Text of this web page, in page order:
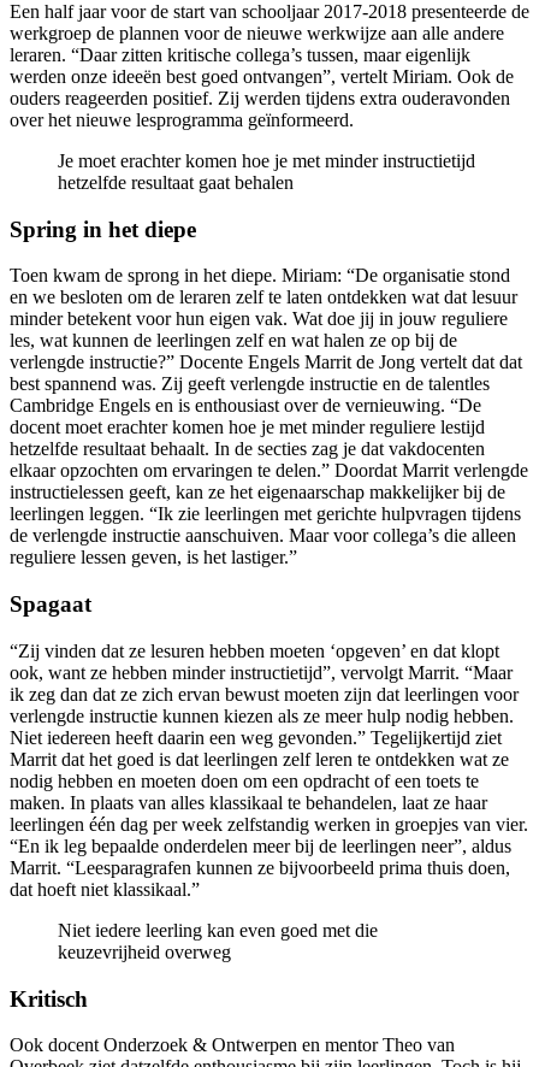
Een half jaar voor de start van schooljaar 2017-2018 presenteerde de
werkgroep de plannen voor de nieuwe werkwijze aan alle andere
leraren. “Daar zitten kritische collega’s tussen, maar eigenlijk
werden onze ideeën best goed ontvangen”, vertelt Miriam. Ook de
ouders reageerden positief. Zij werden tijdens extra ouderavonden
over het nieuwe lesprogramma geïnformeerd.
Je moet erachter komen hoe je met minder instructietijd
hetzelfde resultaat gaat behalen
Spring in het diepe
Toen kwam de sprong in het diepe. Miriam: “De organisatie stond
en we besloten om de leraren zelf te laten ontdekken wat dat lesuur
minder betekent voor hun eigen vak. Wat doe jij in jouw reguliere
les, wat kunnen de leerlingen zelf en wat halen ze op bij de
verlengde instructie?” Docente Engels Marrit de Jong vertelt dat dat
best spannend was. Zij geeft verlengde instructie en de talentles
Cambridge Engels en is enthousiast over de vernieuwing. “De
docent moet erachter komen hoe je met minder reguliere lestijd
hetzelfde resultaat behaalt. In de secties zag je dat vakdocenten
elkaar opzochten om ervaringen te delen.” Doordat Marrit verlengde
instructielessen geeft, kan ze het eigenaarschap makkelijker bij de
leerlingen leggen. “Ik zie leerlingen met gerichte hulpvragen tijdens
de verlengde instructie aanschuiven. Maar voor collega’s die alleen
reguliere lessen geven, is het lastiger.”
Spagaat
“Zij vinden dat ze lesuren hebben moeten ‘opgeven’ en dat klopt
ook, want ze hebben minder instructietijd”, vervolgt Marrit. “Maar
ik zeg dan dat ze zich ervan bewust moeten zijn dat leerlingen voor
verlengde instructie kunnen kiezen als ze meer hulp nodig hebben.
Niet iedereen heeft daarin een weg gevonden.” Tegelijkertijd ziet
Marrit dat het goed is dat leerlingen zelf leren te ontdekken wat ze
nodig hebben en moeten doen om een opdracht of een toets te
maken. In plaats van alles klassikaal te behandelen, laat ze haar
leerlingen één dag per week zelfstandig werken in groepjes van vier.
“En ik leg bepaalde onderdelen meer bij de leerlingen neer”, aldus
Marrit. “Leesparagrafen kunnen ze bijvoorbeeld prima thuis doen,
dat hoeft niet klassikaal.”
Niet iedere leerling kan even goed met die
keuzevrijheid overweg
Kritisch
Ook docent Onderzoek & Ontwerpen en mentor Theo van